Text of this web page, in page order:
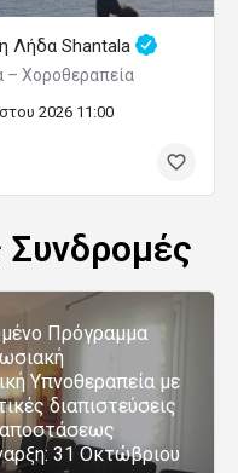
ΑΝΘΡΩΠΟΣ